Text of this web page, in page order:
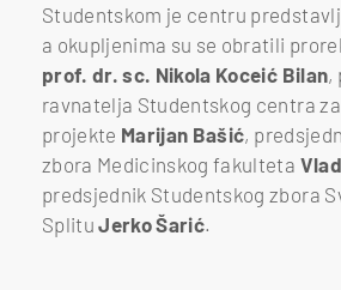
Studentskom je centru
a okupljenima su se obratili
prof. dr. sc. Nikola Koceić Bilan,
ravnatelja Studentskog centra
projekte Marijan Bašić,
zbora Medicinskog fakulteta
predsjednik Studentskog zbora
SplituJerko Šarić.